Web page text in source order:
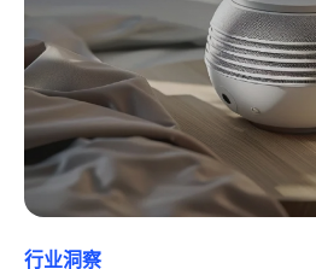
行业洞察